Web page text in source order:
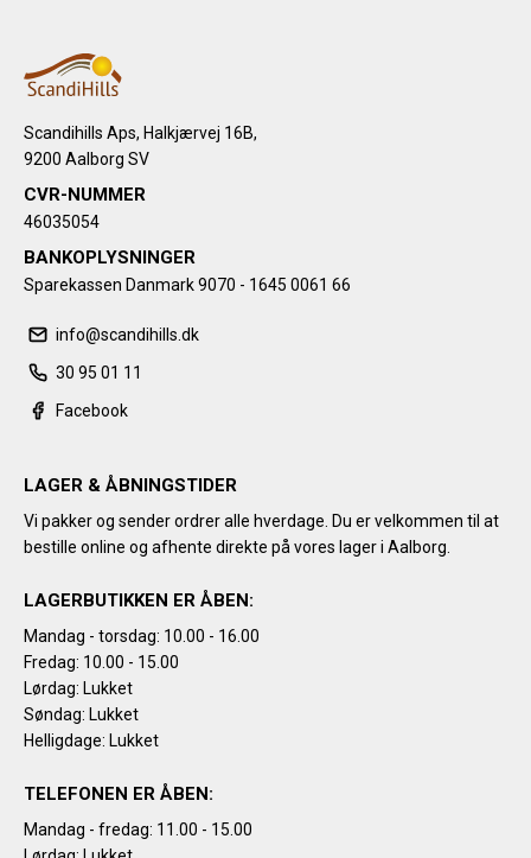
Scandihills Aps, Halkjærvej 16B,
9200 Aalborg SV
CVR-NUMMER
46035054
BANKOPLYSNINGER
Sparekassen Danmark 9070 - 1645 0061 66
info@scandihills.dk
30 95 01 11
Facebook
LAGER & ÅBNINGSTIDER
Vi pakker og sender ordrer alle hverdage. Du er velkommen til at
bestille online og afhente direkte på vores lager i Aalborg.
LAGERBUTIKKEN ER ÅBEN:
Mandag - torsdag: 10.00 - 16.00
Fredag: 10.00 - 15.00
Lørdag: Lukket
Søndag: Lukket
Helligdage: Lukket
TELEFONEN ER ÅBEN:
Mandag - fredag: 11.00 - 15.00